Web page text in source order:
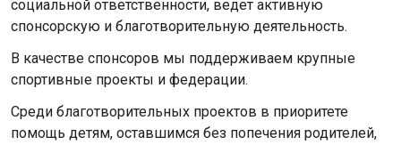
социальной ответственности, ведет активную
спонсорскую и благотворительную деятельность.
В качестве спонсоров мы поддерживаем крупные
спортивные проекты и федерации.
Среди благотворительных проектов в приоритете
помощь детям, оставшимся без попечения родителей,